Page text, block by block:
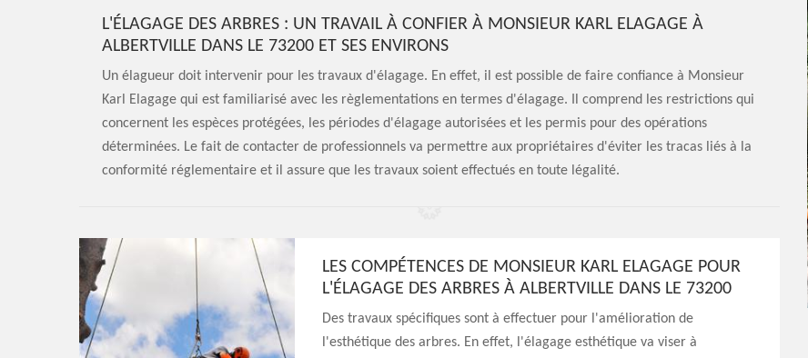
L'ÉLAGAGE DES ARBRES : UN TRAVAIL À CONFIER À MONSIEUR KARL ELAGAGE À
ALBERTVILLE DANS LE 73200 ET SES ENVIRONS
Un élagueur doit intervenir pour les travaux d'élagage. En effet, il est possible de faire confiance à Monsieur
Karl Elagage qui est familiarisé avec les règlementations en termes d'élagage. Il comprend les restrictions qui
concernent les espèces protégées, les périodes d'élagage autorisées et les permis pour des opérations
déterminées. Le fait de contacter de professionnels va permettre aux propriétaires d'éviter les tracas liés à la
conformité réglementaire et il assure que les travaux soient effectués en toute légalité.
LES COMPÉTENCES DE MONSIEUR KARL ELAGAGE POUR
L'ÉLAGAGE DES ARBRES À ALBERTVILLE DANS LE 73200
Des travaux spécifiques sont à effectuer pour l'amélioration de
l'esthétique des arbres. En effet, l'élagage esthétique va viser à